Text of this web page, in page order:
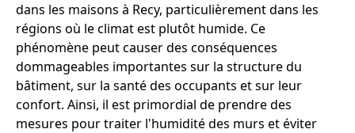
dans les maisons à Recy, particulièrement dans les
régions où le climat est plutôt humide. Ce
phénomène peut causer des conséquences
dommageables importantes sur la structure du
bâtiment, sur la santé des occupants et sur leur
confort. Ainsi, il est primordial de prendre des
mesures pour traiter l'humidité des murs et éviter